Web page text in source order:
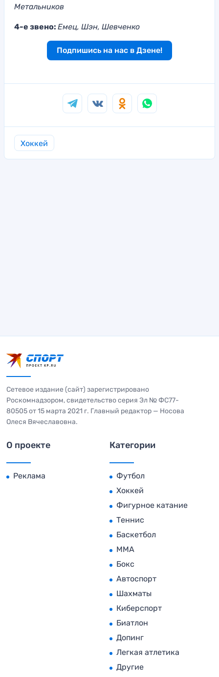
Метальников
4-е звено: Емец, Шэн, Шевченко
Подпишись на нас в Дзене!
Хоккей
Сетевое издание (сайт) зарегистрировано
Роскомнадзором, свидетельство серия Эл № ФС77-
80505 от 15 марта 2021 г. Главный редактор — Носова
Олеся Вячеславовна.
О проекте
Реклама
Категории
Футбол
Хоккей
Фигурное катание
Теннис
Баскетбол
MMA
Бокс
Автоспорт
Шахматы
Киберспорт
Биатлон
Допинг
Легкая атлетика
Другие